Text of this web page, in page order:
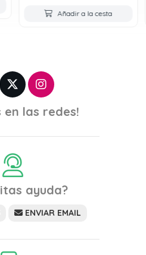
Añadir a la cesta
en las redes!
ayuda?
ENVIAR EMAIL